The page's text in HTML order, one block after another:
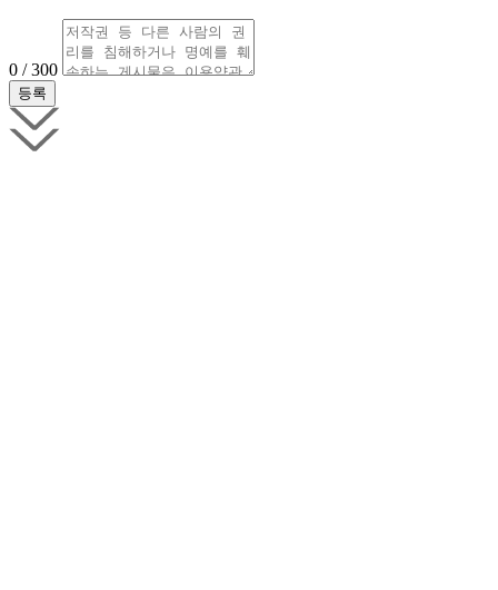
0 / 300